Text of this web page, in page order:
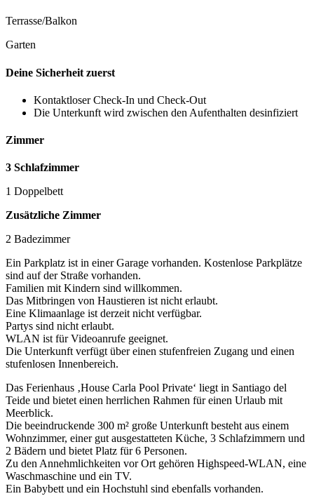
Terrasse/Balkon
Garten
Deine Sicherheit zuerst
Kontaktloser Check-In und Check-Out
Die Unterkunft wird zwischen den Aufenthalten desinfiziert
Zimmer
3 Schlafzimmer
1 Doppelbett
Zusätzliche Zimmer
2 Badezimmer
Ein Parkplatz ist in einer Garage vorhanden. Kostenlose Parkplätze
sind auf der Straße vorhanden.
Familien mit Kindern sind willkommen.
Das Mitbringen von Haustieren ist nicht erlaubt.
Eine Klimaanlage ist derzeit nicht verfügbar.
Partys sind nicht erlaubt.
WLAN ist für Videoanrufe geeignet.
Die Unterkunft verfügt über einen stufenfreien Zugang und einen
stufenlosen Innenbereich.
Das Ferienhaus ‚House Carla Pool Private‘ liegt in Santiago del
Teide und bietet einen herrlichen Rahmen für einen Urlaub mit
Meerblick.
Die beeindruckende 300 m² große Unterkunft besteht aus einem
Wohnzimmer, einer gut ausgestatteten Küche, 3 Schlafzimmern und
2 Bädern und bietet Platz für 6 Personen.
Zu den Annehmlichkeiten vor Ort gehören Highspeed-WLAN, eine
Waschmaschine und ein TV.
Ein Babybett und ein Hochstuhl sind ebenfalls vorhanden.